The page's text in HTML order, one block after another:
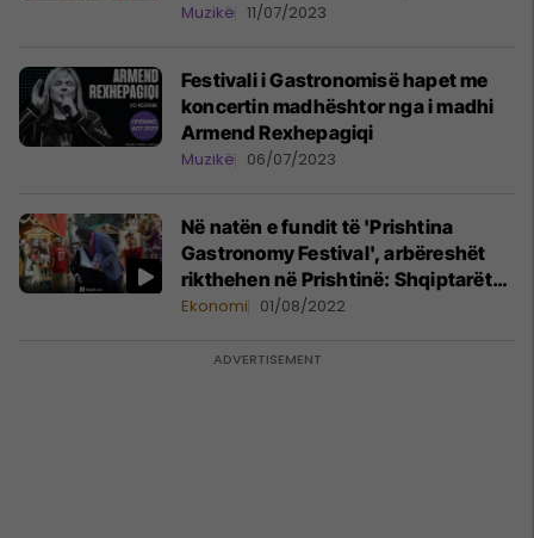
Muzikë 11/07/2023
Festivali i Gastronomisë hapet me
koncertin madhështor nga i madhi
Armend Rexhepagiqi
Muzikë 06/07/2023
Në natën e fundit të 'Prishtina
Gastronomy Festival', arbëreshët
rikthehen në Prishtinë: Shqiptarët
janë në zemrat tona
Ekonomi 01/08/2022